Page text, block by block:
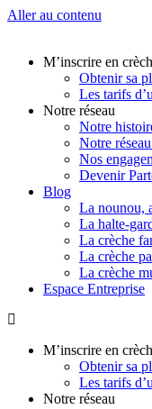
Aller au contenu
M’inscrire en
Obtenir sa
Les tarifs
Notre réseau
Notre
Notre
Nos
Devenir
Blog
La nounou,
La halte-
La crèche
La crèche
La crèche
Espace Entreprise
M’inscrire en
Obtenir sa
Les tarifs
Notre réseau